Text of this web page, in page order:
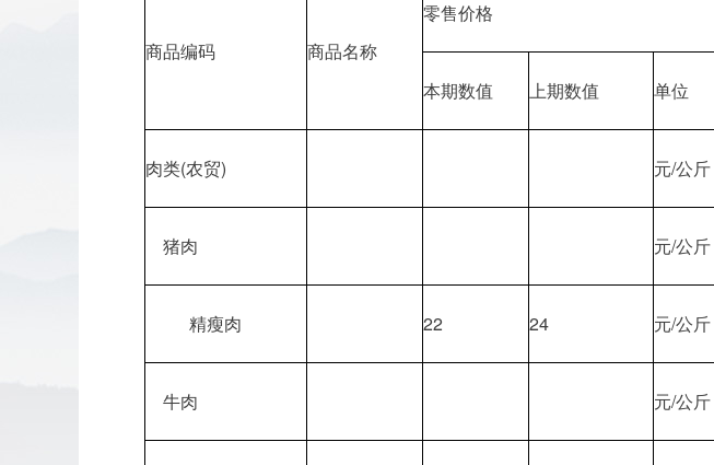
商品编码 商品名称
零售价格
本期数值 上期数值 单位
肉类(农贸) 元/公斤
猪肉 元/公斤
精瘦肉 22 24 元/公斤
牛肉 元/公斤